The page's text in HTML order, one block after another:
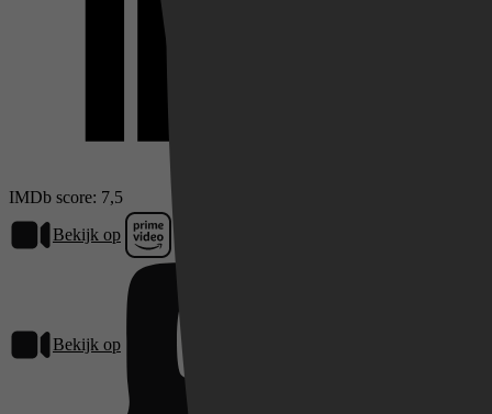
IMDb score: 7,5
Bekijk op
Bekijk op